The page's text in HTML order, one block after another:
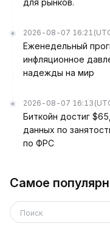
для рынков.
2026-08-07 16:21
Еженедельный
инфляционное
надежды на мир
2026-08-07 16:13
Биткойн достиг
данных по
по ФРС
Самое
Поиск